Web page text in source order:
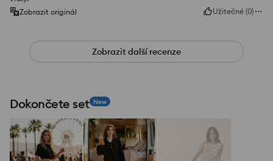
Zobrazit originál
Užitečné (0)
Zobrazit další recenze
Dokončete set New